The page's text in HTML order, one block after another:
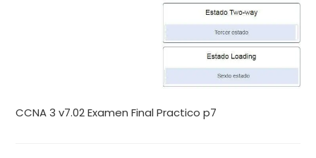
CCNA 3 v7.02 Examen Final Practico p7